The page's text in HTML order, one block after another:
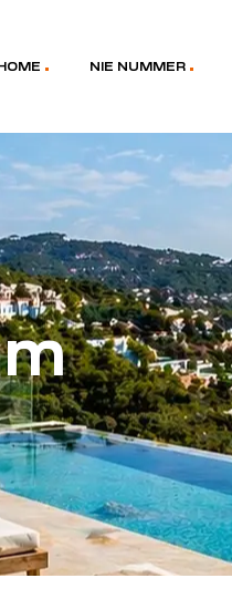
NIE NUMMER